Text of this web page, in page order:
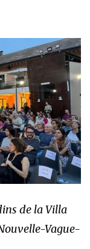
de la Villa
Vague-